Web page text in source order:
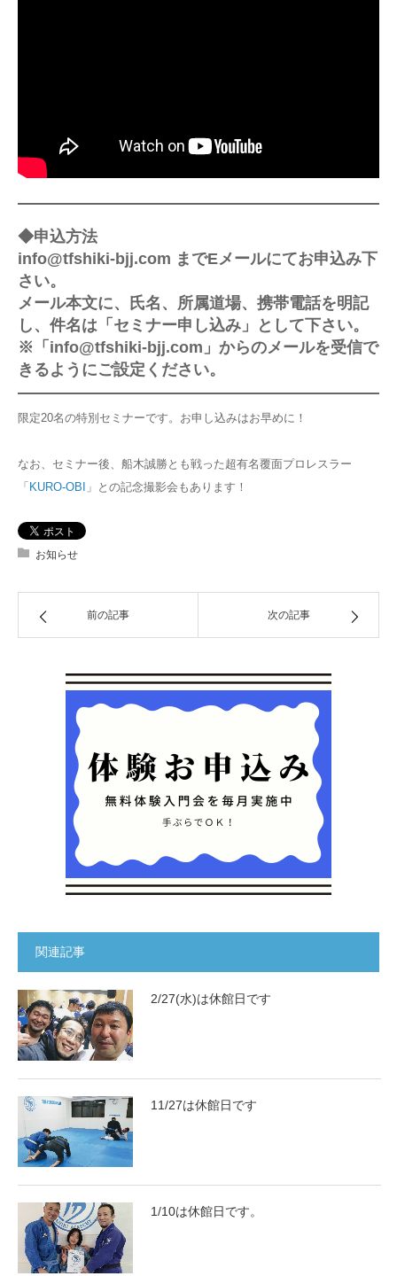
◆申込方法
info@tfshiki-bjj.com までEメールにてお申込み下
さい。
メール本文に、氏名、所属道場、携帯電話を明記
し、件名は「セミナー申し込み」として下さい。
※「info@tfshiki-bjj.com」からのメールを受信で
きるようにご設定ください。
限定20名の特別セミナーです。お申し込みはお早めに！
なお、セミナー後、船木誠勝とも戦った超有名覆面プロレスラー
「 KURO-OBI 」との記念撮影会もあります！
お知らせ
前の記事 次の記事
関連記事
2/27(水)は休館日です
11/27は休館日です
1/10は休館日です。